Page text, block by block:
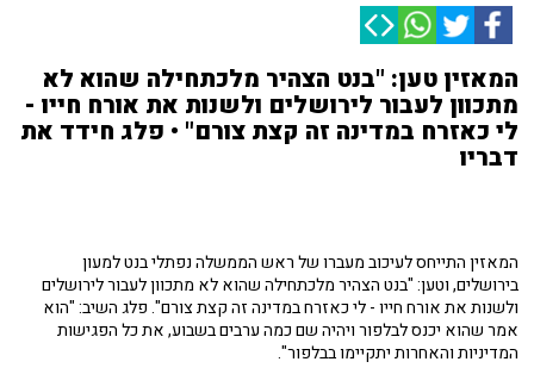
המאזין טען: "בנט הצהיר מלכתחילה שהוא לא
מתכוון לעבור לירושלים ולשנות את אורח חייו -
לי כאזרח במדינה זה קצת צורם" • פלג חידד את
דבריו
המאזין התייחס לעיכוב מעברו של ראש הממשלה נפתלי בנט למעון
בירושלים, וטען: "בנט הצהיר מלכתחילה שהוא לא מתכוון לעבור לירושלים
ולשנות את אורח חייו - לי כאזרח במדינה זה קצת צורם". פלג השיב: "הוא
אמר שהוא יכנס לבלפור ויהיה שם כמה ערבים בשבוע, את כל הפגישות
המדיניות והאחרות יתקיימו בבלפור".